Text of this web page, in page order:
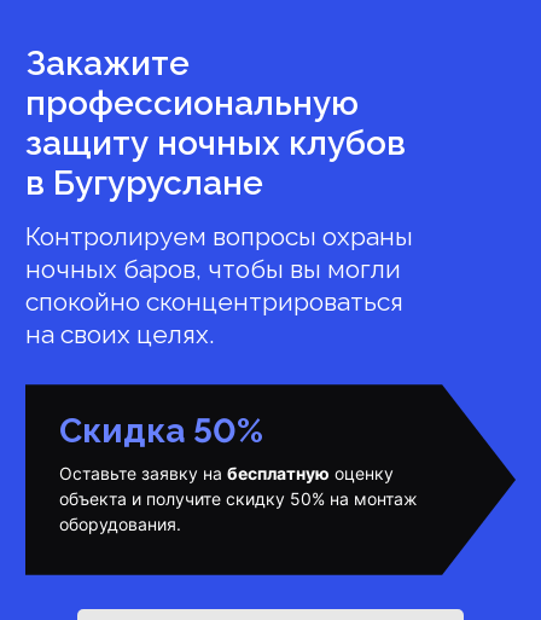
Закажите
профессиональную
защиту ночных клубов
в Бугуруслане
Контролируем вопросы охраны
ночных баров, чтобы вы могли
спокойно сконцентрироваться
на своих целях.
Скидка 50%
Оставьте заявку на бесплатную оценку
объекта и получите скидку 50% на монтаж
оборудования.